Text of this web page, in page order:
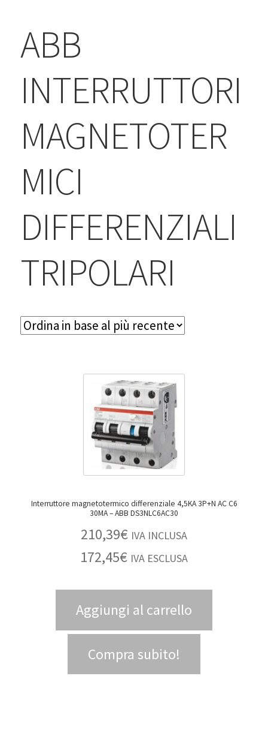
Contatti & Assistenza
Accedi/Registrati
ABB
INTERRUTTORI
MAGNETOTER
MICI
DIFFERENZIALI
TRIPOLARI
Interruttore magnetotermico differenziale 4,5KA 3P+N AC C6
30MA – ABB DS3NLC6AC30
210,39€ IVA INCLUSA
172,45€ IVA ESCLUSA
Aggiungi al carrello
Compra subito!